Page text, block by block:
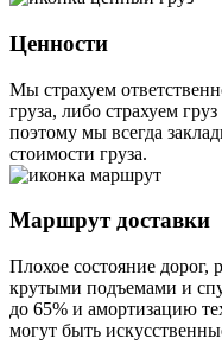
Ценности
Мы страхуем
груза, либо страхуем
поэтому мы всегда
стоимости груза.
Маршрут доставки
Плохое состояние дорог,
крутыми подъемами и
до 65% и амортизацию
могут быть